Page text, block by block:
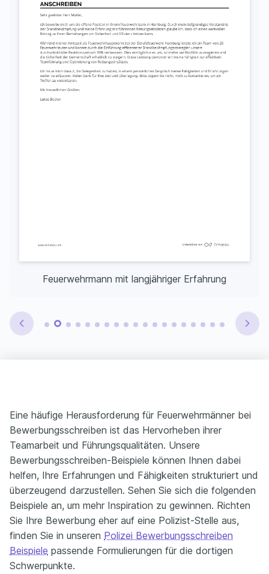
Feuerwehrmann mit langjähriger Erfahrung
Eine häufige Herausforderung für Feuerwehrmänner bei
Bewerbungsschreiben ist das Hervorheben ihrer
Teamarbeit und Führungsqualitäten. Unsere
Bewerbungsschreiben-Beispiele können Ihnen dabei
helfen, Ihre Erfahrungen und Fähigkeiten strukturiert und
überzeugend darzustellen. Sehen Sie sich die folgenden
Beispiele an, um mehr Inspiration zu gewinnen. Richten
Sie Ihre Bewerbung eher auf eine Polizist-Stelle aus,
finden Sie in unseren Polizei Bewerbungsschreiben
Beispiele passende Formulierungen für die dortigen
Schwerpunkte.